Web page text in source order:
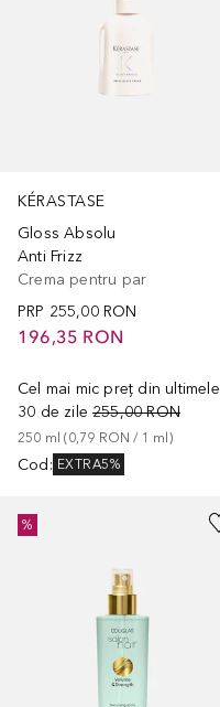
KÉRASTASE
Gloss Absolu
Anti Frizz
Crema pentru par
PRP 255,00 RON
196,35 RON
Cel mai mic preț din ultimele
30 de zile 255,00 RON
250 ml (0,79 RON / 1 ml)
Cod : EXTRA5%
%